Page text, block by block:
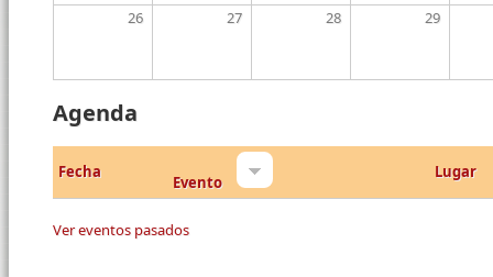
26 27 28 29
Agenda
Fecha
Evento
Lugar
Ver eventos pasados